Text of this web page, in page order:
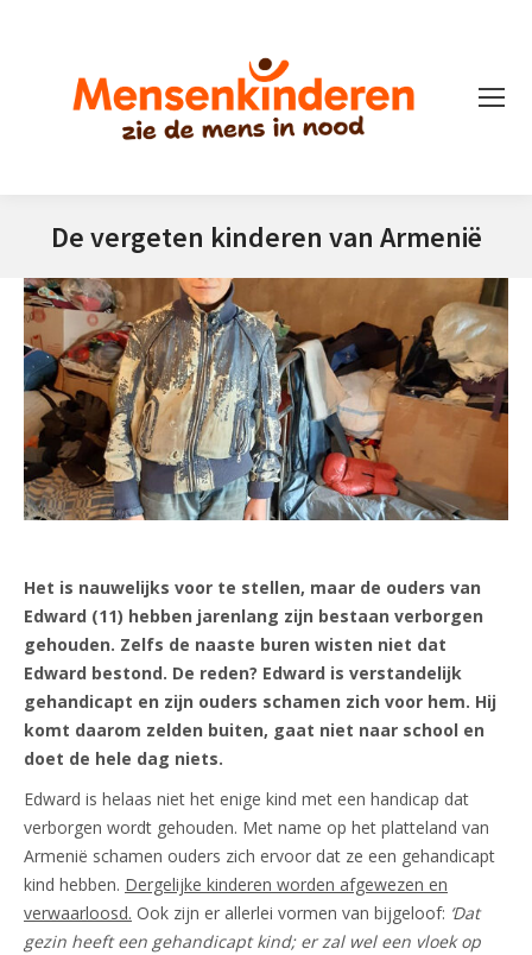
De vergeten kinderen van Armenië
Het is nauwelijks voor te stellen, maar de ouders van
Edward (11) hebben jarenlang zijn bestaan verborgen
gehouden. Zelfs de naaste buren wisten niet dat
Edward bestond. De reden? Edward is verstandelijk
gehandicapt en zijn ouders schamen zich voor hem. Hij
komt daarom zelden buiten, gaat niet naar school en
doet de hele dag niets.
Edward is helaas niet het enige kind met een handicap dat
verborgen wordt gehouden. Met name op het platteland van
Armenië schamen ouders zich ervoor dat ze een gehandicapt
kind hebben. Dergelijke kinderen worden afgewezen en
verwaarloosd. Ook zijn er allerlei vormen van bijgeloof: ‘Dat
gezin heeft een gehandicapt kind; er zal wel een vloek op